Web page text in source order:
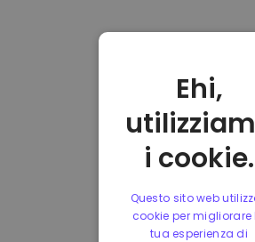
Ehi,
i cookie.
Questo sito web
cookie per migliorare
tua esperienza di